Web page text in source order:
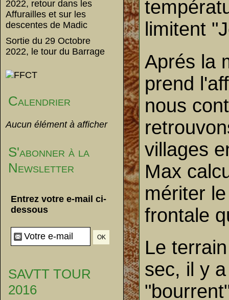
2022, retour dans les
Affurailles et sur les
descentes de Madic
Sortie du 29 Octobre
2022, le tour du Barrage
Calendrier
Aucun élément à afficher
S'abonner à la
Newsletter
Entrez votre e-mail ci-
dessous
SAVTT TOUR
2016
limitent
Aprés la
prend
nous
villages
Max
mériter
frontale
Le
sec, il y